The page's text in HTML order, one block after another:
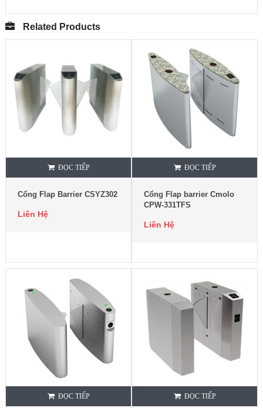
Related Products
ĐỌC TIẾP
Cổng Flap Barrier CSYZ302
Liên Hệ
ĐỌC TIẾP
Cổng Flap barrier Cmolo
CPW-331TFS
Liên Hệ
ĐỌC TIẾP ĐỌC TIẾP